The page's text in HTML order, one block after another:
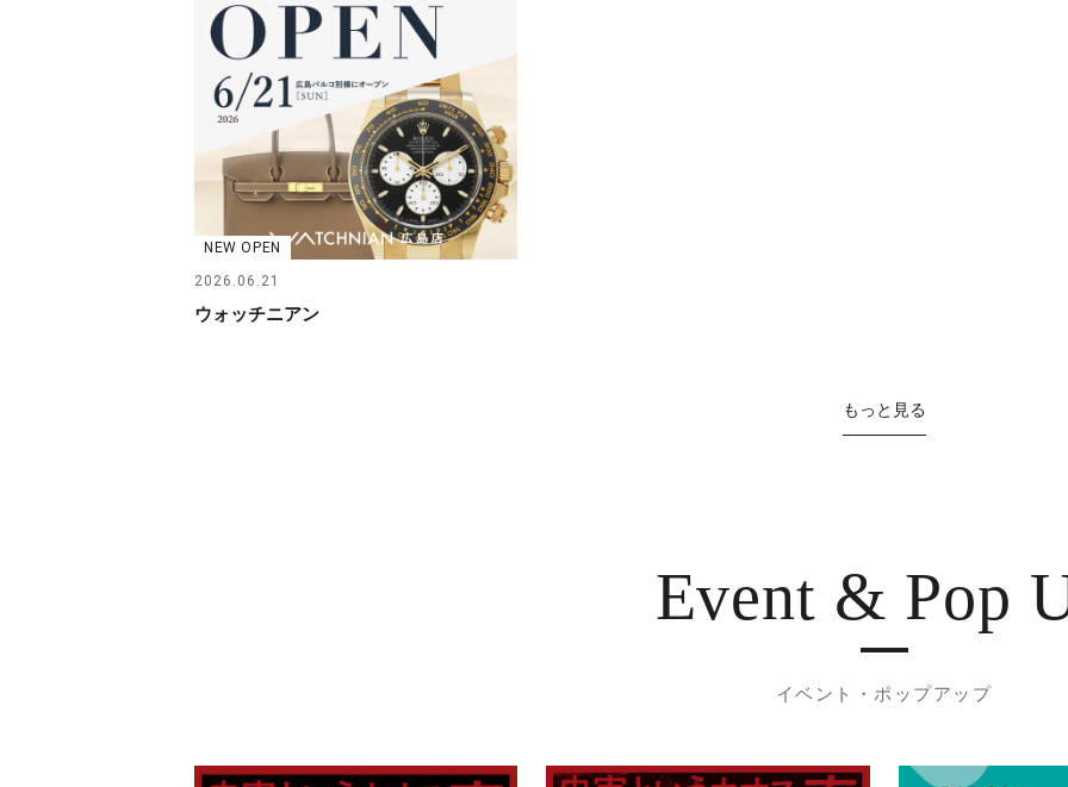
NEW OPEN
2026.06.21
ウォッチニアン
もっと見る
Event & Pop
イベント・ポップアップ